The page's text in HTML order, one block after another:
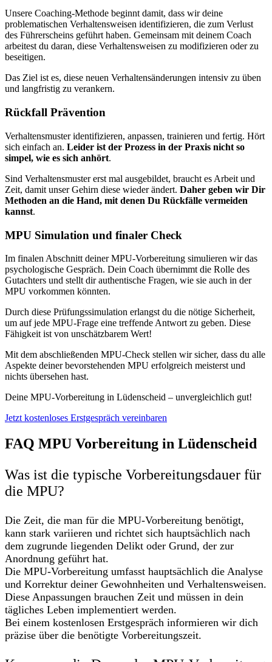
Unsere Coaching-Methode beginnt damit, dass wir deine
problematischen Verhaltensweisen identifizieren, die zum Verlust
des Führerscheins geführt haben. Gemeinsam mit deinem Coach
arbeitest du daran, diese Verhaltensweisen zu modifizieren oder zu
beseitigen.
Das Ziel ist es, diese neuen Verhaltensänderungen intensiv zu üben
und langfristig zu verankern.
Rückfall Prävention
Verhaltensmuster identifizieren, anpassen, trainieren und fertig. Hört
sich einfach an. Leider ist der Prozess in der Praxis nicht so
simpel, wie es sich anhört.
Sind Verhaltensmuster erst mal ausgebildet, braucht es Arbeit und
Zeit, damit unser Gehirn diese wieder ändert. Daher geben wir Dir
Methoden an die Hand, mit denen Du Rückfälle vermeiden
kannst.
MPU Simulation und finaler Check
Im finalen Abschnitt deiner MPU-Vorbereitung simulieren wir das
psychologische Gespräch. Dein Coach übernimmt die Rolle des
Gutachters und stellt dir authentische Fragen, wie sie auch in der
MPU vorkommen könnten.
Durch diese Prüfungssimulation erlangst du die nötige Sicherheit,
um auf jede MPU-Frage eine treffende Antwort zu geben. Diese
Fähigkeit ist von unschätzbarem Wert!
Mit dem abschließenden MPU-Check stellen wir sicher, dass du alle
Aspekte deiner bevorstehenden MPU erfolgreich meisterst und
nichts übersehen hast.
Deine MPU-Vorbereitung in Lüdenscheid – unvergleichlich gut!
Jetzt kostenloses Erstgespräch vereinbaren
FAQ MPU Vorbereitung in Lüdenscheid
Was ist die typische Vorbereitungsdauer für
die MPU?
Die Zeit, die man für die MPU-Vorbereitung benötigt,
kann stark variieren und richtet sich hauptsächlich nach
dem zugrunde liegenden Delikt oder Grund, der zur
Anordnung geführt hat.
Die MPU-Vorbereitung umfasst hauptsächlich die Analyse
und Korrektur deiner Gewohnheiten und Verhaltensweisen.
Diese Anpassungen brauchen Zeit und müssen in dein
tägliches Leben implementiert werden.
Bei einem kostenlosen Erstgespräch informieren wir dich
präzise über die benötigte Vorbereitungszeit.